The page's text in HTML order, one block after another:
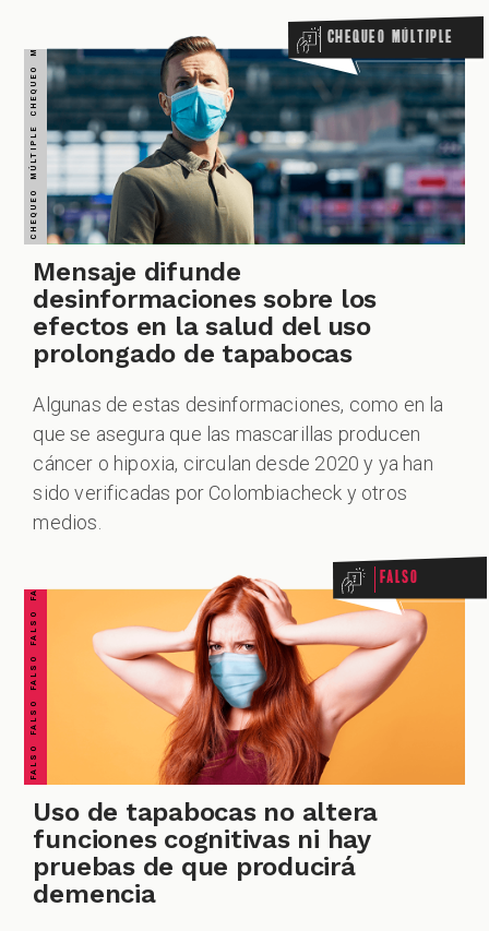
ZOOM
Chequeo Múltiple
Mensaje difunde
desinformaciones sobre los
efectos en la salud del uso
prolongado de tapabocas
Algunas de estas desinformaciones, como en la
que se asegura que las mascarillas producen
cáncer o hipoxia, circulan desde 2020 y ya han
sido verificadas por Colombiacheck y otros
medios.
FALSO FALSO FALSO FALSO FALSO FALSO FALSO Falso
Uso de tapabocas no altera
funciones cognitivas ni hay
pruebas de que producirá
demencia